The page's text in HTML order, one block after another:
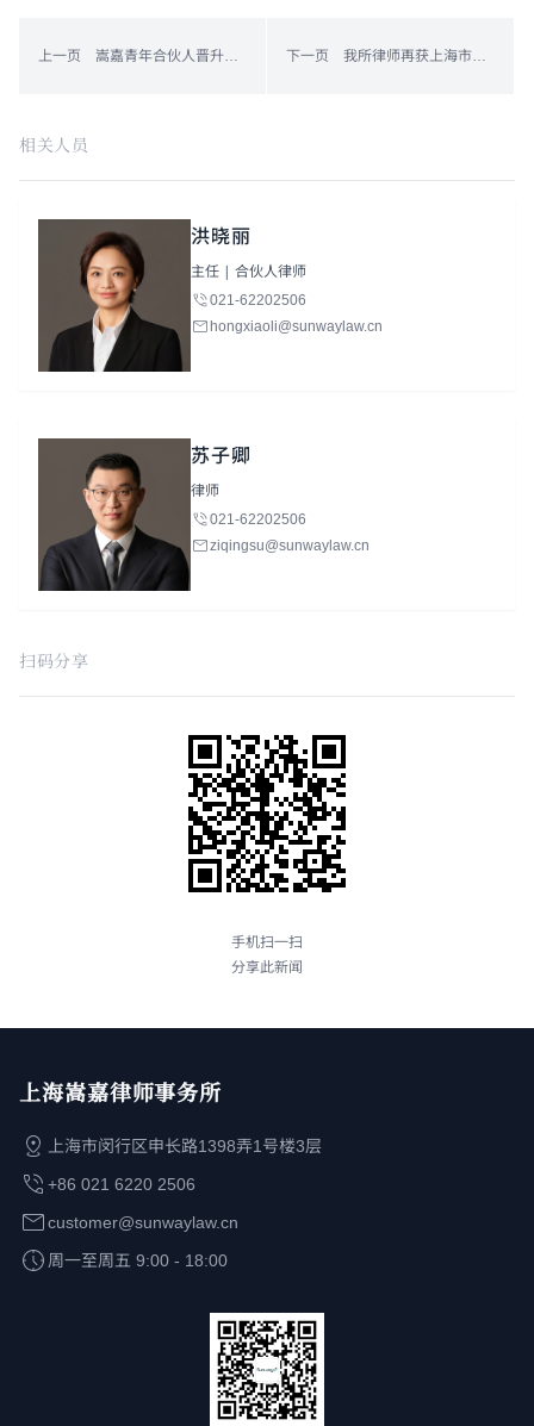
上一页 嵩嘉青年合伙人晋升执行主任 下一页 我所律师再获上海市人大常委会立法意见采纳证书
相关人员
洪晓丽
主任 | 合伙人律师
021-62202506
hongxiaoli@sunwaylaw.cn
苏子卿
律师
021-62202506
ziqingsu@sunwaylaw.cn
扫码分享
手机扫一扫
分享此新闻
上海嵩嘉律师事务所
上海市闵行区申长路1398弄1号楼3层
+86 021 6220 2506
customer@sunwaylaw.cn
周一至周五 9:00 - 18:00